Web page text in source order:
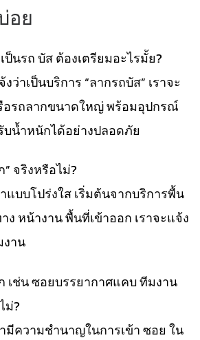
อย
นรถ บัส ต้องเตรียมอะไรมั้ย?
ว่าเป็นบริการ “ลากรถบัส” เราจะ
อรถลากขนาดใหญ่ พร้อมอุปกรณ์
บน้ำหนักได้อย่างปลอดภัย
จริงหรือไม่?
แบบโปร่งใส เริ่มต้นจากบริการพื้น
ง หน้างาน พื้นที่เข้าออก เราจะแจ้ง
าน
เช่น ซอยบรรยากาศแคบ ทีมงาน
ม่?
มีความชำนาญในการเข้า ซอย ใน